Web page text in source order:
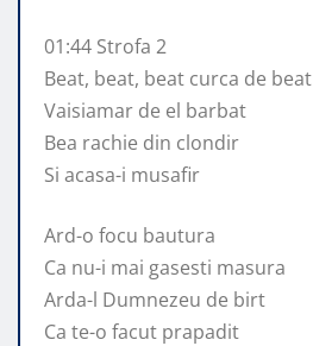
01:44 Strofa 2
Beat, beat, beat curca de beat
Vaisiamar de el barbat
Bea rachie din clondir
Si acasa-i musafir
Ard-o focu bautura
Ca nu-i mai gasesti masura
Arda-l Dumnezeu de birt
Ca te-o facut prapadit